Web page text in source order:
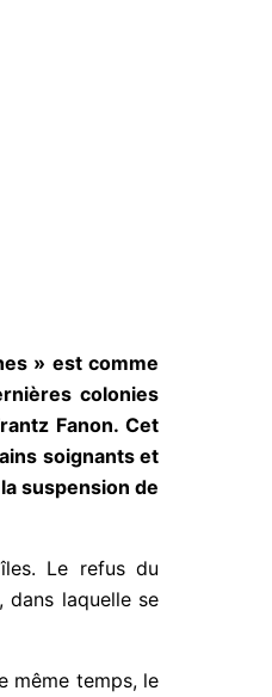
» est comme
colonies
Fanon. Cet
soignants et
suspension de
Le refus du
dans laquelle se
même temps, le